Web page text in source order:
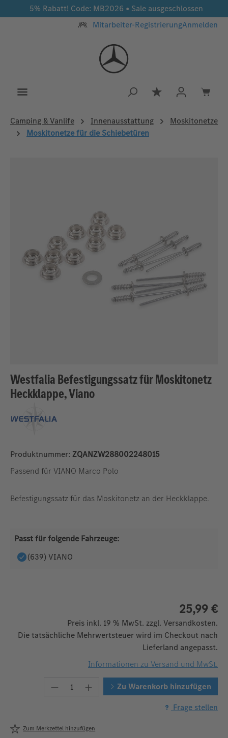
Zum Hauptinhalt springen
5% Rabatt! Code: MB2026 • Sale ausgeschlossen
Mitarbeiter-RegistrierungAnmelden
Du hast 0
Camping & Vanlife Innenausstattung
Moskitonetze
Moskitonetze für die Schiebetüren
Westfalia Befestigungssatz für Moskitonetz
Heckklappe, Viano
Produktnummer: ZQANZW288002248015
Passend für VIANO Marco Polo
Befestigungssatz für das Moskitonetz an der Heckklappe.
Passt für folgende Fahrzeuge:
(639) VIANO
25,99 €
Preis inkl. 19 % MwSt. zzgl. Versandkosten.
Die tatsächliche Mehrwertsteuer wird im Checkout nach
Lieferland angepasst.
Informationen zu Versand und MwSt.
Produkt Anzahl: Gib den
Zu Warenkorb hinzufügen
Frage stellen
Zum Merkzettel hinzufügen